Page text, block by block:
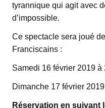
tyrannique qui agit avec
d’impossible.
Ce spectacle sera joué
Franciscains :
Samedi 16 février 2019 à
Dimanche 17 février
Réservation en suivant